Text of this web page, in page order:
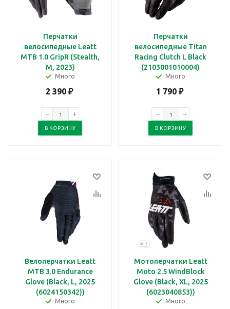
Перчатки
велосипедные Leatt
MTB 1.0 GripR (Stealth,
M, 2023)
Много
2 390₽
В КОРЗИНУ
Перчатки
велосипедные Titan
Racing Clutch L Black
(2103001010004)
Много
1 790₽
В КОРЗИНУ
Велоперчатки Leatt
MTB 3.0 Endurance
Glove (Black, L, 2025
(6024150342))
Много
Мотоперчатки Leatt
Moto 2.5 WindBlock
Glove (Black, XL, 2025
(6023040853))
Много